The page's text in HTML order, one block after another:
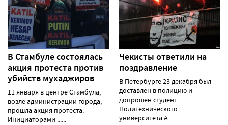
В Стамбуле состоялась
акция протеста против
убийств мухаджиров
11 января в центре Стамбула,
возле администрации города,
прошла акция протеста.
Инициаторами ......
Чекисты ответили на
поздравление
В Петербурге 23 декабря был
доставлен в полицию и
допрошен студент
Политехнического
университета А......